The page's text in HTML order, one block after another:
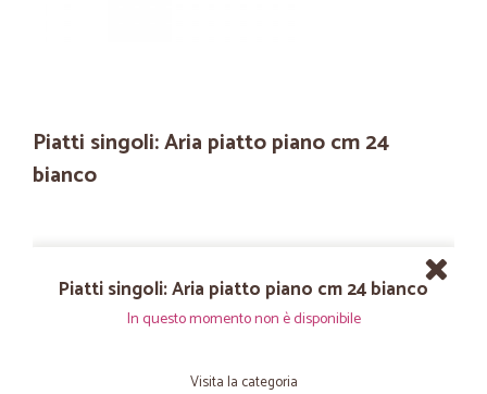
Piatti singoli: Aria piatto piano cm 24
bianco
Piatti singoli: Aria piatto piano cm 24 bianco
In questo momento non è disponibile
Visita la categoria